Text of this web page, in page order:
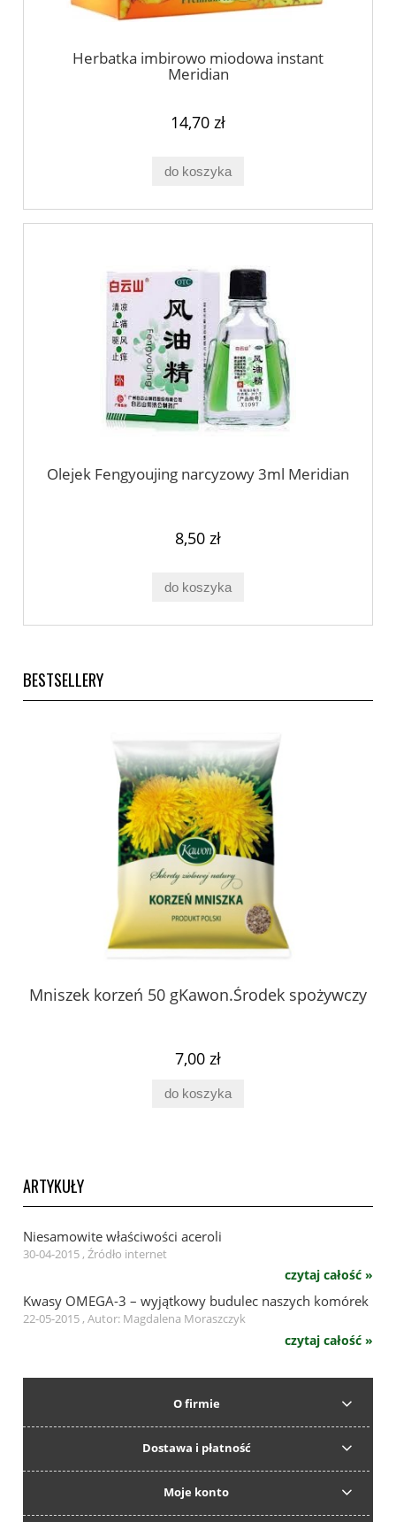
Herbatka imbirowo miodowa instant
Meridian
14,70 zł
do koszyka
Olejek Fengyoujing narcyzowy 3ml Meridian
8,50 zł
do koszyka
BESTSELLERY
Mniszek korzeń 50 gKawon.Środek spożywczy
7,00 zł
do koszyka
ARTYKUŁY
Niesamowite właściwości aceroli
30-04-2015 , Źródło internet
czytaj całość »
Kwasy OMEGA-3 – wyjątkowy budulec naszych komórek
22-05-2015 , Autor: Magdalena Moraszczyk
czytaj całość »
O firmie
Dostawa i płatność
Moje konto